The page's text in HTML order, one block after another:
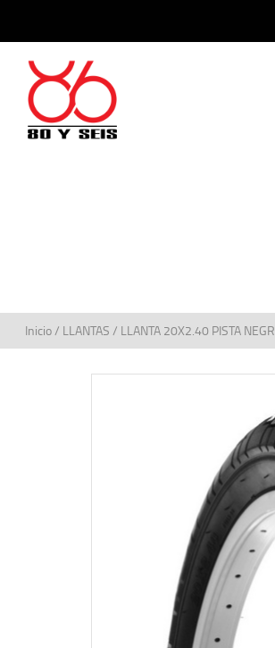
Inicio/ LLANTAS / LLANTA 20X2.40 PISTA